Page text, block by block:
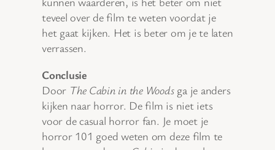
teveel over de film te weten voordat je
het gaat kijken. Het is beter om je te laten
verrassen.
Conclusie
Door The Cabin in the Woodsga je anders
kijken naar horror. De film is niet iets
voor de casual horror fan. Je moet je
horror 101 goed weten om deze film te